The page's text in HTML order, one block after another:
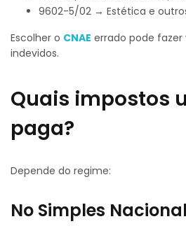
9602-5/02 → Estética e
Escolher o CNAE errado pode
indevidos.
Quais impostos
paga?
Depende do regime:
No Simples Nacional